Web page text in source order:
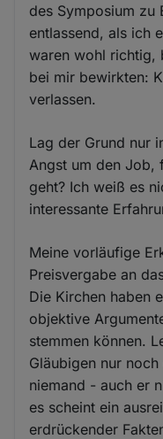
des Symposium zu
entlassend, als ich
waren wohl richtig,
bei mir bewirkten:
verlassen.
Lag der Grund nur
Angst um den Job,
geht? Ich weiß es
interessante
Meine vorläufige
Preisvergabe an
Die Kirchen haben
objektive
stemmen können.
Gläubigen nur
niemand - auch er
es scheint ein
erdrückender